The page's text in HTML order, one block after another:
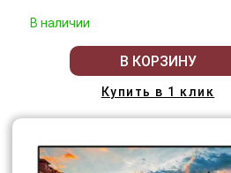
В наличии
В КОРЗИНУ
Купить в 1 клик